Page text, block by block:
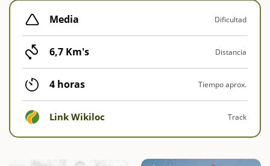
Media Dificultad
6,7 Km's Distancia
4 horas Tiempo aprox.
Link Wikiloc Track